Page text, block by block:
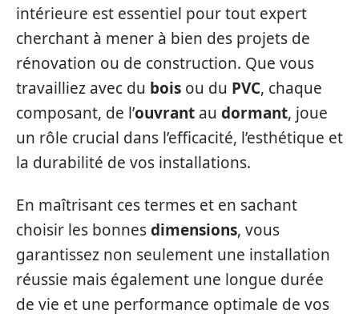
intérieure est essentiel pour tout expert
cherchant à mener à bien des projets de
rénovation ou de construction. Que vous
travailliez avec du bois ou du PVC, chaque
composant, de l’ouvrant au dormant, joue
un rôle crucial dans l’efficacité, l’esthétique et
la durabilité de vos installations.
En maîtrisant ces termes et en sachant
choisir les bonnesdimensions, vous
garantissez non seulement une installation
réussie mais également une longue durée
de vie et une performance optimale de vos